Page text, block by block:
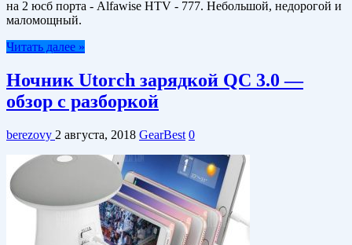
на 2 юсб порта - Alfawise HTV - 777. Небольшой, недорогой и
маломощный.
Читать далее »
Ночник Utorch зарядкой QC 3.0 —
обзор с разборкой
berezovy 2 августа, 2018 GearBest 0